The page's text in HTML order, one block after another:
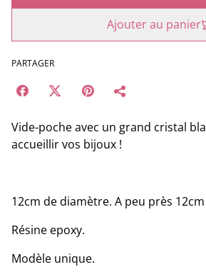
Ajouter au panier
PARTAGER
Vide-poche avec un grand cristal
accueillir vos bijoux !
12cm de diamètre. A peu près
Résine epoxy.
Modèle unique.